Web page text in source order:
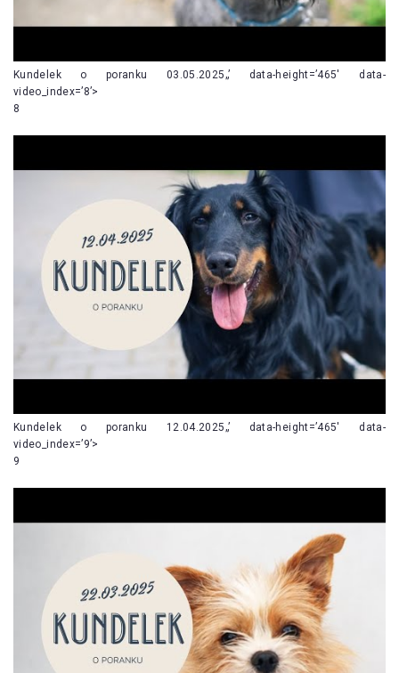
Kundelek o poranku 03.05.2025„’ data-height=’465′ data-
video_index=’8’>
8
Kundelek o poranku 12.04.2025„’ data-height=’465′ data-
video_index=’9’>
9